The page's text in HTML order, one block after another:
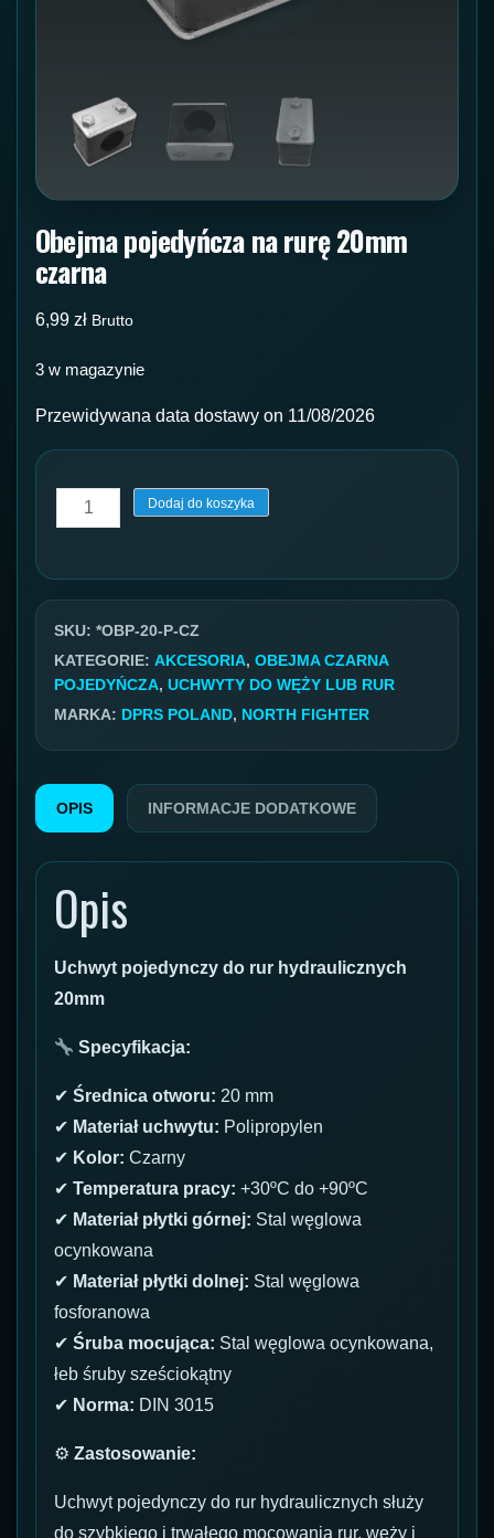
Obejma pojedyńcza na rurę 20mm
czarna
6,99 zł Brutto
3 w magazynie
Przewidywana data dostawy on 11/08/2026
ilość
Obejma
rurę
20mm
czarna
Dodaj do koszyka
SKU: *OBP-20-P-CZ
KATEGORIE: AKCESORIA, OBEJMA CZARNA
POJEDYŃCZA, UCHWYTY DO WĘŻY LUB RUR
MARKA: DPRS POLAND, NORTH FIGHTER
OPIS INFORMACJE DODATKOWE
Opis
Uchwyt pojedynczy do rur hydraulicznych
20mm
Specyfikacja:
✔ Średnica otworu: 20 mm
✔ Materiał uchwytu: Polipropylen
✔ Kolor: Czarny
✔ Temperatura pracy: +30ºC do +90ºC
✔ Materiał płytki górnej: Stal węglowa
ocynkowana
✔ Materiał płytki dolnej: Stal węglowa
fosforanowa
✔ Śruba mocująca: Stal węglowa ocynkowana,
łeb śruby sześciokątny
✔ Norma: DIN 3015
⚙ Zastosowanie:
Uchwyt pojedynczy do rur hydraulicznych służy
do szybkiego i trwałego mocowania rur, węży i